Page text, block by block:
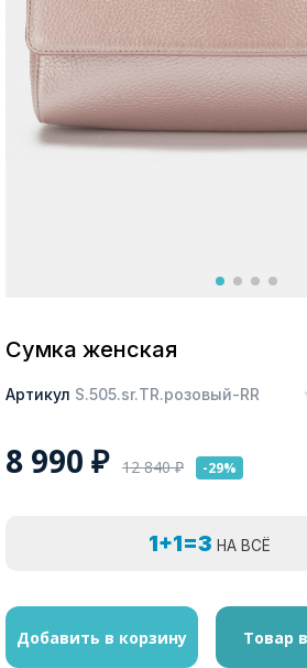
Москва
Сумка женская
Артикул S.505.sr.TR.розовый-RR
8 990 ₽ 12 840₽ -29%
1+1=3 НА ВСЁ
Добавить в корзину Товар